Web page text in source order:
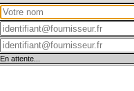
En attente...